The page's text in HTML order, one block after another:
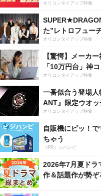
オリコンタイアップ特集
た”レトロフュー
オリコンタイアップ特集
【驚愕】メーカ
「10万円台」神
オリコンタイアップ特集
一番似合う登場
ANT』限定ウオッ
オリコンタイアップ特集
自販機にピッ！で
ちゃう
（PR）ジハンピ
2026年7月夏ドラ
作＆話題作が勢ぞ